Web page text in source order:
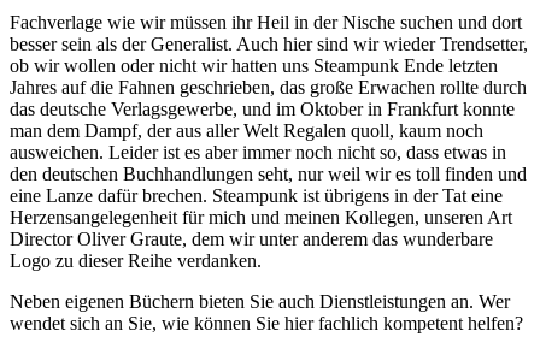
Fachverlage wie wir müssen ihr Heil in der Nische suchen und dort
besser sein als der Generalist. Auch hier sind wir wieder Trendsetter,
ob wir wollen oder nicht wir hatten uns Steampunk Ende letzten
Jahres auf die Fahnen geschrieben, das große Erwachen rollte durch
das deutsche Verlagsgewerbe, und im Oktober in Frankfurt konnte
man dem Dampf, der aus aller Welt Regalen quoll, kaum noch
ausweichen. Leider ist es aber immer noch nicht so, dass etwas in
den deutschen Buchhandlungen seht, nur weil wir es toll finden und
eine Lanze dafür brechen. Steampunk ist übrigens in der Tat eine
Herzensangelegenheit für mich und meinen Kollegen, unseren Art
Director Oliver Graute, dem wir unter anderem das wunderbare
Logo zu dieser Reihe verdanken.
Neben eigenen Büchern bieten Sie auch Dienstleistungen an. Wer
wendet sich an Sie, wie können Sie hier fachlich kompetent helfen?